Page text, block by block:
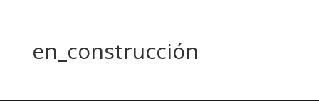
en_construcción